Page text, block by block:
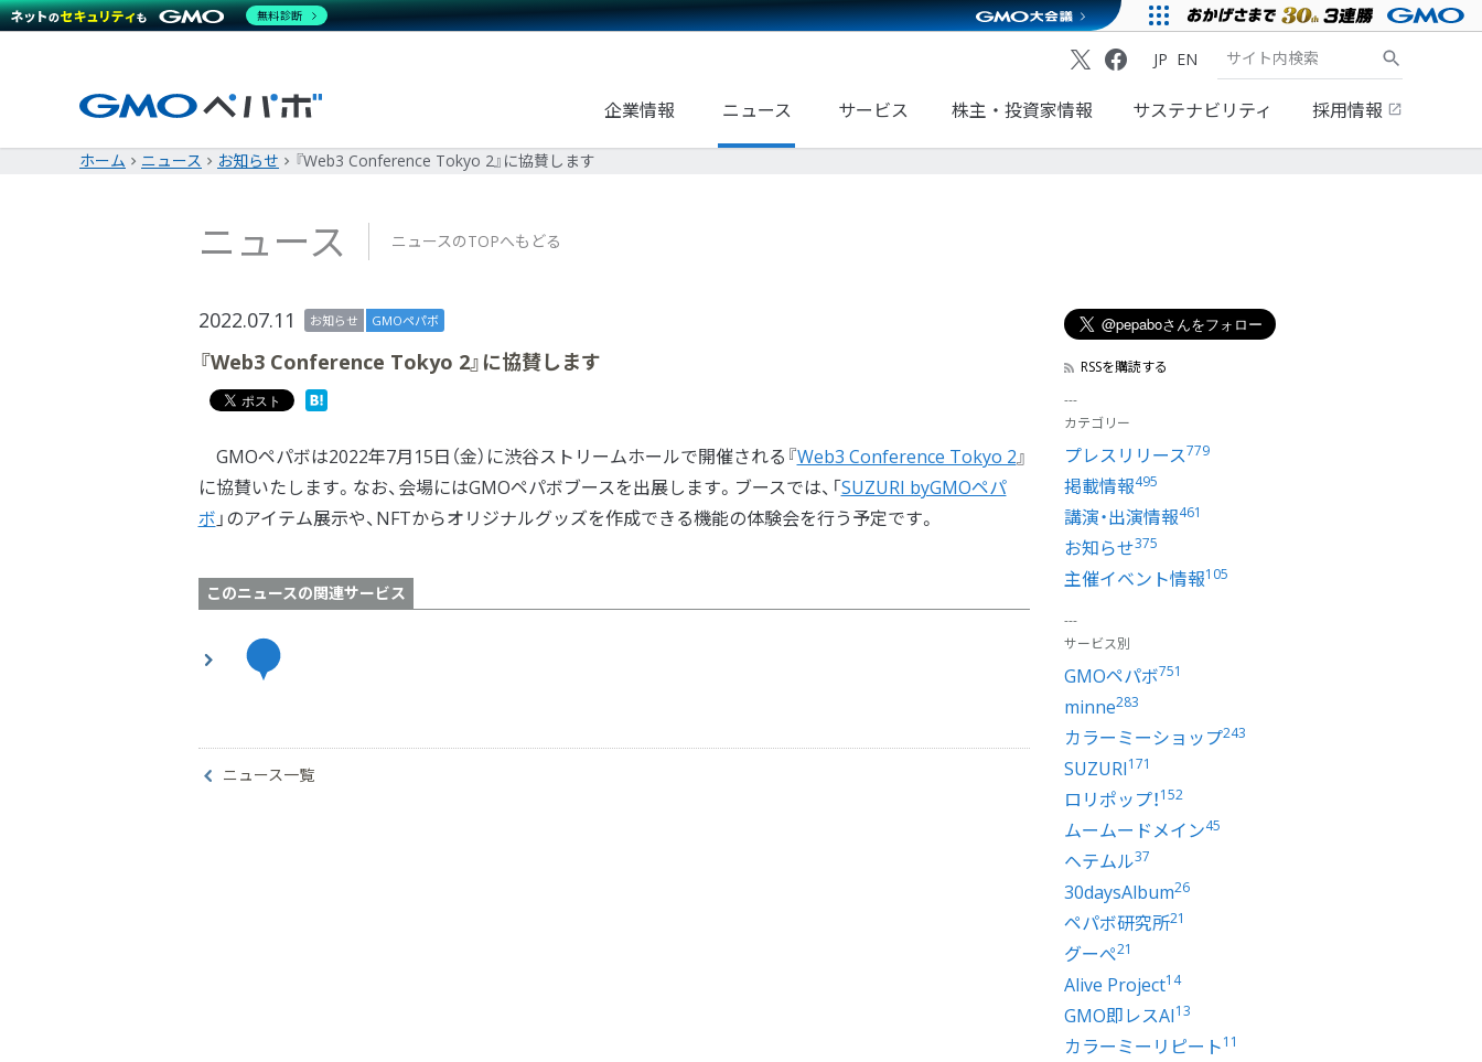
企業情報 ニュース サービス 株主・投資家情報 サステナビリティ 採用情報
JP EN
ホーム ニュース お知らせ 『Web3 Conference Tokyo 2』に協賛します
ニュース ニュースのTOPへもどる
2022.07.11 お知らせ GMOペパボ
『Web3 Conference Tokyo 2』に協賛します
GMOペパボは2022年7月15日（金）に渋谷ストリームホールで開催される『Web3 Conference Tokyo 2』
に協賛いたします。なお、会場にはGMOペパボブースを出展します。ブースでは、「SUZURI byGMOペパ
ボ 」のアイテム展示や、NFTからオリジナルグッズを作成できる機能の体験会を行う予定です。
このニュースの関連サービス
ニュース一覧
RSSを購読する
カテゴリー
プレスリリース779
掲載情報495
講演・出演情報461
お知らせ375
主催イベント情報105
サービス別
GMOペパボ751
minne283
カラーミーショップ243
SUZURI171
ロリポップ！152
ムームードメイン45
ヘテムル37
30daysAlbum26
ペパボ研究所21
グーぺ21
Alive Project14
GMO即レスAI13
カラーミーリピート11
無料診断